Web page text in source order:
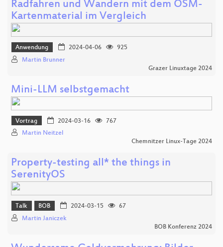
Radfahren und Wandern mit dem OSM-
Kartenmaterial im Vergleich
Anwendung 2024-04-06
925
Martin Brunner
Grazer Linuxtage 2024
Mini-LLM selbstgemacht
Vortrag 2024-03-16
767
Martin Neitzel
Chemnitzer Linux-Tage 2024
Property-testing all* the things in
SerenityOS
Talk BOB 2024-03-15
67
Martin Janiczek
BOB Konferenz 2024